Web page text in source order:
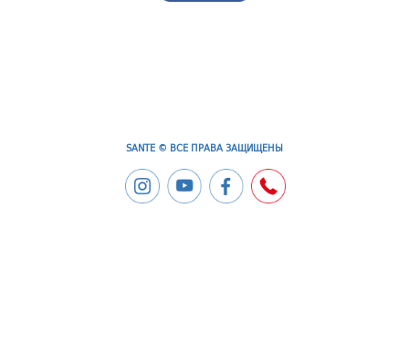
SANTE © ВСЕ ПРАВА ЗАЩИЩЕНЫ